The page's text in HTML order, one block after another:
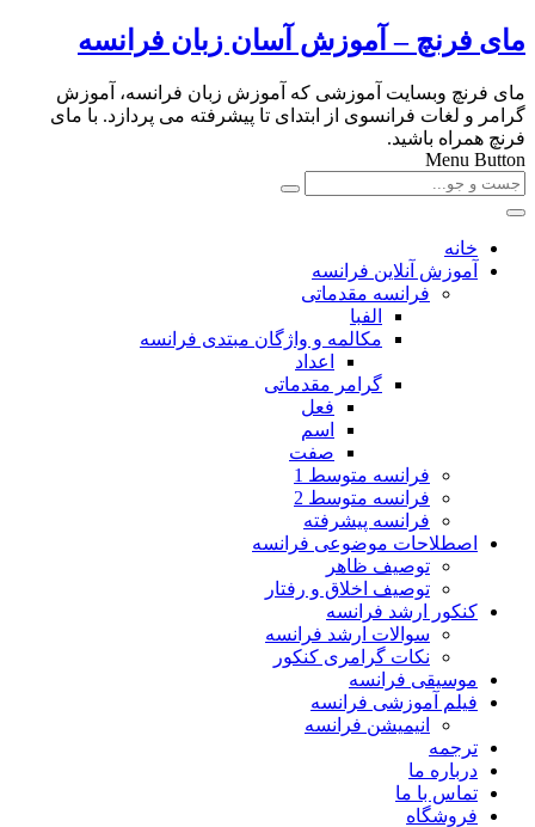
مای فرنچ – آموزش آسان زبان فرانسه
مای فرنچ وبسایت آموزشی که آموزش زبان فرانسه، آموزش
گرامر و لغات فرانسوی از ابتدای تا پیشرفته می پردازد. با مای
فرنچ همراه باشید.
Menu Button
خانه
آموزش آنلاین فرانسه
فرانسه مقدماتی
الفبا
مکالمه و واژگان مبتدی فرانسه
اعداد
گرامر مقدماتی
فعل
اسم
صفت
فرانسه متوسط 1
فرانسه متوسط 2
فرانسه پیشرفته
اصطلاحات موضوعی فرانسه
توصیف ظاهر
توصیف اخلاق و رفتار
کنکور ارشد فرانسه
سوالات ارشد فرانسه
نکات گرامری کنکور
موسیقی فرانسه
فیلم آموزشی فرانسه
انیمیشن فرانسه
ترجمه
درباره ما
تماس با ما
فروشگاه